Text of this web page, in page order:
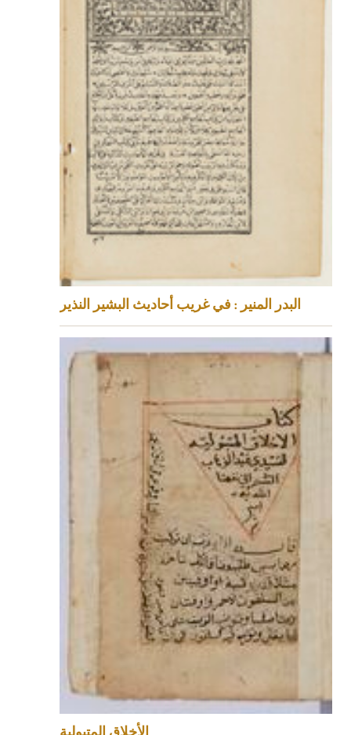
البدر المنير : في غريب أحاديث البشير النذير